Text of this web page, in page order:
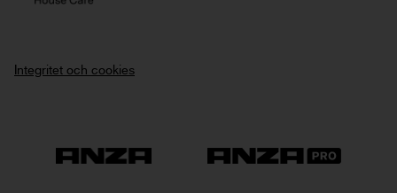
Integritet och cookies